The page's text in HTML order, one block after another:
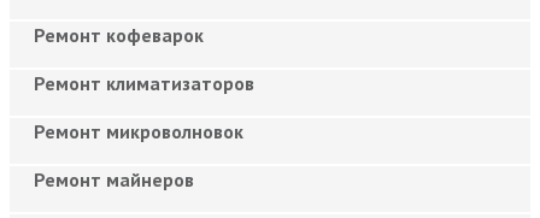
Ремонт кофеварок
Ремонт климатизаторов
Ремонт микроволновок
Ремонт майнеров